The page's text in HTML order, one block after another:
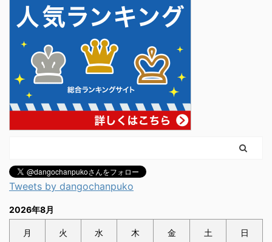
Tweets by dangochanpuko
2026年8月
月 火 水 木 金 土 日